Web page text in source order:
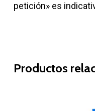
petición» es
Productos